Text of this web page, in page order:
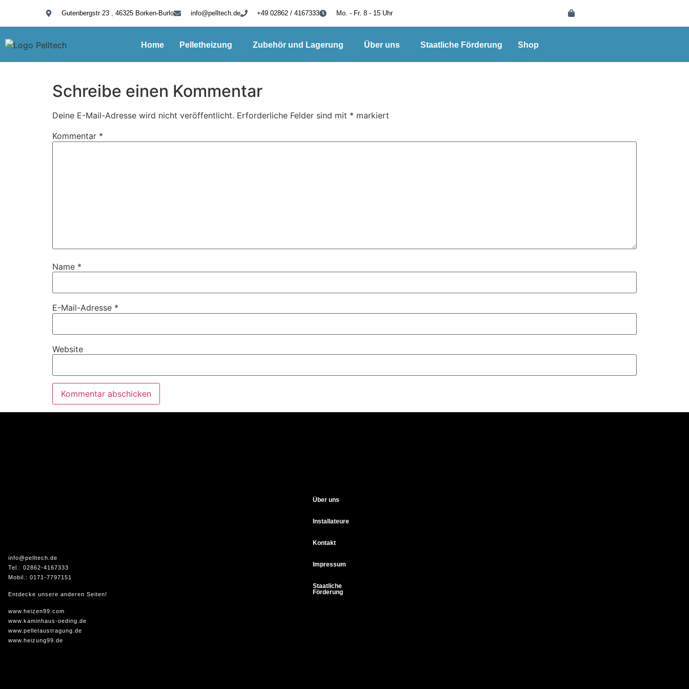
Gutenbergstr 23 , 46325 Borken-Burlo info@pelltech.de +49 02862 / 4167333 Mo. - Fr. 8 - 15 Uhr
Home Pelletheizung Zubehör und Lagerung Über uns Staatliche Förderung Shop
Schreibe einen Kommentar
Deine E-Mail-Adresse wird nicht veröffentlicht. Erforderliche Felder sind mit * markiert
Kommentar *
Name *
E-Mail-Adresse *
Website
info@pelltech.de
Tel.: 02862-4167333
Mobil.: 0171-7797151
Entdecke unsere anderen Seiten!
www.heizen99.com
www.kaminhaus-oeding.de
www.pelletaustragung.de
www.heizung99.de
Über uns
Installateure
Kontakt
Impressum
Staatliche
Förderung